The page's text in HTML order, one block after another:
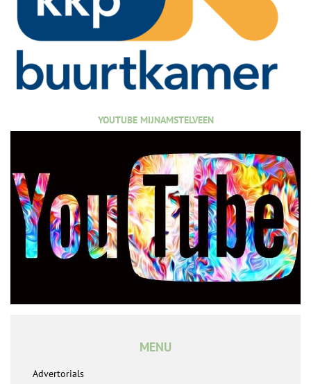
YOUTUBE MIJNAMSTELVEEN
MENU
Advertorials